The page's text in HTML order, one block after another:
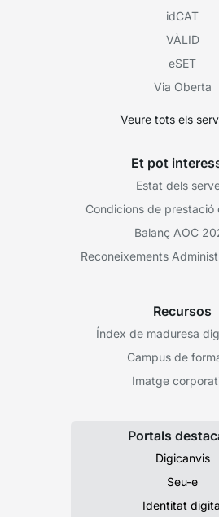
idCAT
VÀLID
eSET
Via Oberta
Veure tots els
Et pot
Estat dels
Condicions de prestació
Balanç AOC
Reconeixements
Recursos
Índex de maduresa
Campus de
Imatge
Portals
Digicanvis
Seu-e
Identitat